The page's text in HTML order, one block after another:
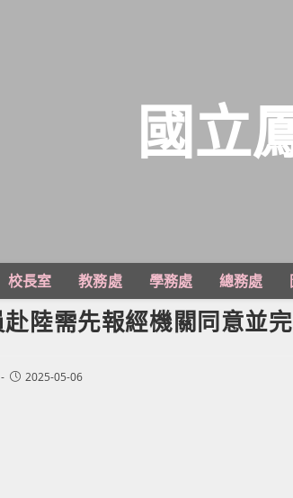
國立
校長室 教務處 學務處 總務處
赴陸需先報經機關同意並
Post2025-05-06